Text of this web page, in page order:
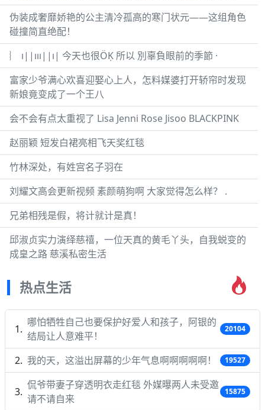
伪装成奢靡娇艳的公主清冷孤高的寒门状元——这组角色
碰撞简直绝配！
︴ ı||ııı||ı| 今天也很ÖḲ 所以 別辜負眼前的季節 ·
富家少爷满心欢喜迎娶心上人，怎料媒婆打开轿帘时发现
新娘竟变成了一个王八
会不会有点太重视了 Lisa Jenni Rose Jisoo BLACKPINK
赵丽颖 短发白裙亮相飞天奖红毯
竹林深处，有姓宫名子羽在
刘耀文高会更新视频 素颜萌狗啊 大家觉得怎么样？ .
兄弟相残是假，将计就计是真！
邱淑贞实力演绎慈禧，一位天真的黄毛丫头，自我蜕变的
成皇之路 慈溪私密生活
热点生活
哪怕牺牲自己也要保护好爱人和孩子，阿银的
结局让人意难平！
20104
我的天，这溢出屏幕的少年气息啊啊啊啊啊！ 19527
侃爷带妻子穿透明衣走红毯 外媒曝两人未受邀
请不请自来
15875